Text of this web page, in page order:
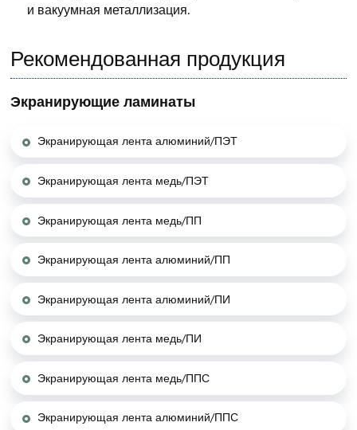
и вакуумная металлизация.
Рекомендованная продукция
Экранирующие ламинаты
Экранирующая лента алюминий/ПЭТ
Экранирующая лента медь/ПЭТ
Экранирующая лента медь/ПП
Экранирующая лента алюминий/ПП
Экранирующая лента алюминий/ПИ
Экранирующая лента медь/ПИ
Экранирующая лента медь/ППС
Экранирующая лента алюминий/ППС